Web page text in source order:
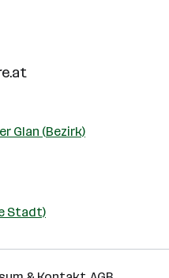
Glan (Bezirk)
Stadt)